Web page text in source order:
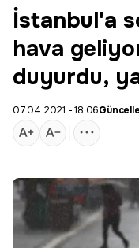
İstanbul'a
hava
duyurdu,
07.04.2021 - 18:06